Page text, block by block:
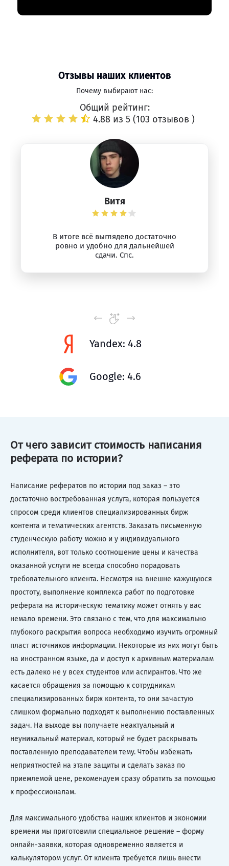
Отзывы наших клиентов
Почему выбирают нас:
Общий рейтинг:
4.88 из 5 (103 отзывов )
Витя
В итоге всё выглядело достаточно
ровно и удобно для дальнейшей
сдачи. Спс.
Yandex: 4.8
Google: 4.6
От чего зависит стоимость написания
реферата по истории?
Написание рефератов по истории под заказ – это
достаточно востребованная услуга, которая пользуется
спросом среди клиентов специализированных бирж
контента и тематических агентств. Заказать письменную
студенческую работу можно и у индивидуального
исполнителя, вот только соотношение цены и качества
оказанной услуги не всегда способно порадовать
требовательного клиента. Несмотря на внешне кажущуюся
простоту, выполнение комплекса работ по подготовке
реферата на историческую тематику может отнять у вас
немало времени. Это связано с тем, что для максимально
глубокого раскрытия вопроса необходимо изучить огромный
пласт источников информации. Некоторые из них могут быть
на иностранном языке, да и доступ к архивным материалам
есть далеко не у всех студентов или аспирантов. Что же
касается обращения за помощью к сотрудникам
специализированных бирж контента, то они зачастую
слишком формально подходят к выполнению поставленных
задач. На выходе вы получаете неактуальный и
неуникальный материал, который не будет раскрывать
поставленную преподавателем тему. Чтобы избежать
неприятностей на этапе защиты и сделать заказ по
приемлемой цене, рекомендуем сразу обратить за помощью
к профессионалам.
Для максимального удобства наших клиентов и экономии
времени мы приготовили специальное решение – форму
онлайн-заявки, которая одновременно является и
калькулятором услуг. От клиента требуется лишь внести